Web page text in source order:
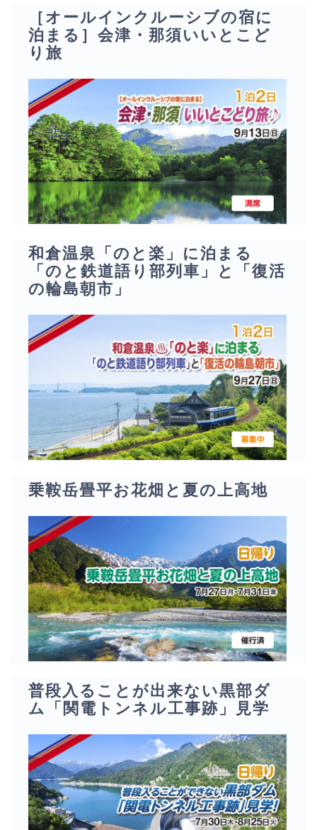
［オールインクルーシブの宿に
泊まる］会津・那須いいとこど
り旅
和倉温泉「のと楽」に泊まる
「のと鉄道語り部列車」と「復活
の輪島朝市」
乗鞍岳畳平お花畑と夏の上高地
普段入ることが出来ない黒部ダ
ム「関電トンネル工事跡」見学